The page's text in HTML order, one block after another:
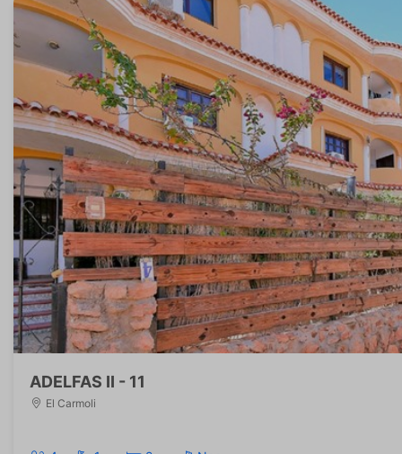
ADELFAS II - 11
El Carmoli